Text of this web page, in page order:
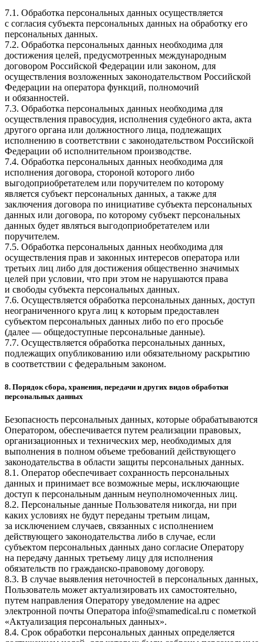
7.1. Обработка персональных данных осуществляется
с согласия субъекта персональных данных на обработку его
персональных данных.
7.2. Обработка персональных данных необходима для
достижения целей, предусмотренных международным
договором Российской Федерации или законом, для
осуществления возложенных законодательством Российской
Федерации на оператора функций, полномочий
и обязанностей.
7.3. Обработка персональных данных необходима для
осуществления правосудия, исполнения судебного акта, акта
другого органа или должностного лица, подлежащих
исполнению в соответствии с законодательством Российской
Федерации об исполнительном производстве.
7.4. Обработка персональных данных необходима для
исполнения договора, стороной которого либо
выгодоприобретателем или поручителем по которому
является субъект персональных данных, а также для
заключения договора по инициативе субъекта персональных
данных или договора, по которому субъект персональных
данных будет являться выгодоприобретателем или
поручителем.
7.5. Обработка персональных данных необходима для
осуществления прав и законных интересов оператора или
третьих лиц либо для достижения общественно значимых
целей при условии, что при этом не нарушаются права
и свободы субъекта персональных данных.
7.6. Осуществляется обработка персональных данных, доступ
неограниченного круга лиц к которым предоставлен
субъектом персональных данных либо по его просьбе
(далее — общедоступные персональные данные).
7.7. Осуществляется обработка персональных данных,
подлежащих опубликованию или обязательному раскрытию
в соответствии с федеральным законом.
8. Порядок сбора, хранения, передачи и других видов обработки
персональных данных
Безопасность персональных данных, которые обрабатываются
Оператором, обеспечивается путем реализации правовых,
организационных и технических мер, необходимых для
выполнения в полном объеме требований действующего
законодательства в области защиты персональных данных.
8.1. Оператор обеспечивает сохранность персональных
данных и принимает все возможные меры, исключающие
доступ к персональным данным неуполномоченных лиц.
8.2. Персональные данные Пользователя никогда, ни при
каких условиях не будут переданы третьим лицам,
за исключением случаев, связанных с исполнением
действующего законодательства либо в случае, если
субъектом персональных данных дано согласие Оператору
на передачу данных третьему лицу для исполнения
обязательств по гражданско-правовому договору.
8.3. В случае выявления неточностей в персональных данных,
Пользователь может актуализировать их самостоятельно,
путем направления Оператору уведомление на адрес
электронной почты Оператора info@smamedical.ru с пометкой
«Актуализация персональных данных».
8.4. Срок обработки персональных данных определяется